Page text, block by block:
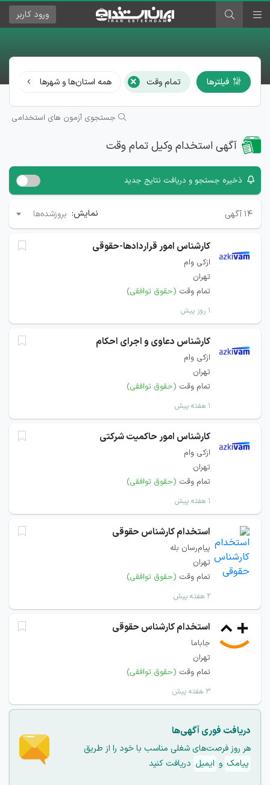
ورود کاربر
فیلترها تمام وقت × همه استان‌ها و شهرها
جستجوی آزمون های استخدامی
آگهی استخدام وکیل تمام وقت
ذخیره جستجو و دریافت نتایج جدید
۱۴ آگهی نمایش: بروزشده‌ها
کارشناس امور قراردادها-حقوقی
ازکی وام
تهران
تمام وقت (حقوق توافقی)
۱ روز پیش
کارشناس دعاوی و اجرای احکام
ازکی وام
تهران
تمام وقت (حقوق توافقی)
۱ هفته پیش
کارشناس امور حاکمیت شرکتی
ازکی وام
تهران
تمام وقت (حقوق توافقی)
۱ هفته پیش
استخدام کارشناس حقوقی
پیام‌رسان بله
تهران
تمام وقت (حقوق توافقی)
۲ هفته پیش
استخدام کارشناس حقوقی
جاباما
تهران
تمام وقت (حقوق توافقی)
۳ هفته پیش
دریافت فوری آگهی‌ها
هر روز فرصت‌های شغلی مناسب با خود را از طریق
پیامک و ایمیل دریافت کنید